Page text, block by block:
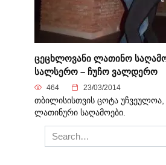
ცეცხლოვანი ლათინო
სალსერო – ჩუჩო ვალდერო
464 23/03/2014
თბილისისთვის ცოტა
ლათინური საღამოები.
Search
for: